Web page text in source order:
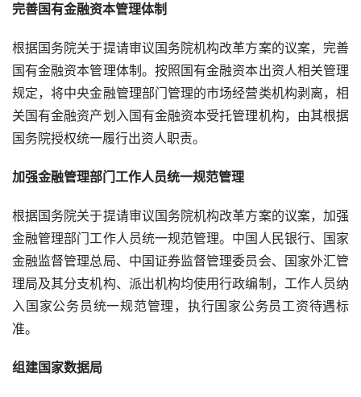
完善国有金融资本管理体制
根据国务院关于提请审议国务院机构改革方案的议案，完善
国有金融资本管理体制。按照国有金融资本出资人相关管理
规定，将中央金融管理部门管理的市场经营类机构剥离，相
关国有金融资产划入国有金融资本受托管理机构，由其根据
国务院授权统一履行出资人职责。
加强金融管理部门工作人员统一规范管理
根据国务院关于提请审议国务院机构改革方案的议案，加强
金融管理部门工作人员统一规范管理。中国人民银行、国家
金融监督管理总局、中国证券监督管理委员会、国家外汇管
理局及其分支机构、派出机构均使用行政编制，工作人员纳
入国家公务员统一规范管理，执行国家公务员工资待遇标
准。
组建国家数据局